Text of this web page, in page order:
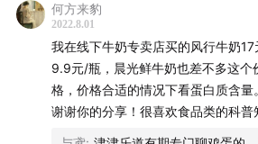
何方来豹
2022.8.01
我在线下牛奶专卖店买的风行牛奶
9.9元/瓶，晨光鲜牛奶也差不多这个
格，价格合适的情况下看蛋白质含量。
谢谢你的分享！很喜欢食品类的科